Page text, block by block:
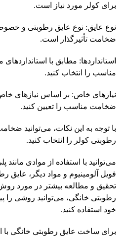
برای کولر مورد نیاز است.
نوع عایق: نوع عایق رطوبتی و
ضخامت تأثیرگذار است.
استانداردها: مطابق با
مناسب را انتخاب کنید.
نیازهای خاص: بر اساس نیازهای
ضخامت مناسب را تعیین کنید.
با توجه به این نکات، می‌توانید
رطوبتی کولر را انتخاب کنید.
می‌توانید با استفاده از موادی مانند
فویل آلومینیوم و مواد دیگر، عایق
تحقیق و مطالعه بیشتر در مورد
رطوبتی خانگی، می‌توانید روشی را
خود استفاده کنید.
برای ساخت عایق رطوبتی خانگی با